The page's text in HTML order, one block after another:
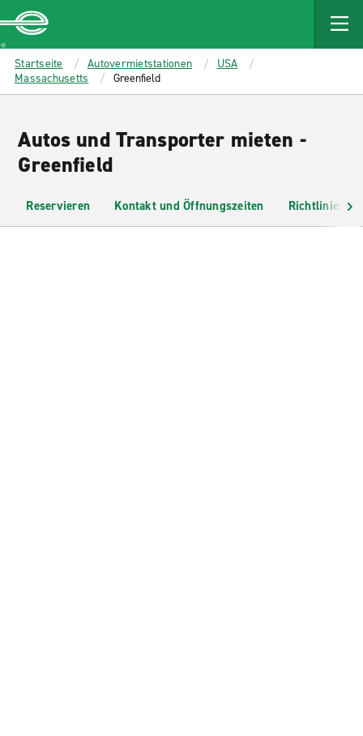
MAIN
CONTENT
Enterprise
Startseite Autovermietstationen
USA
Massachusetts
Greenfield
Autos und Transporter mieten -
Greenfield
Reservieren Kontakt und Öffnungszeiten Richtlinien